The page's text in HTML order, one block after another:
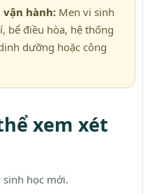
hành: Men vi sinh
bể điều hòa, hệ thống
dưỡng hoặc công
xem xét
học mới.